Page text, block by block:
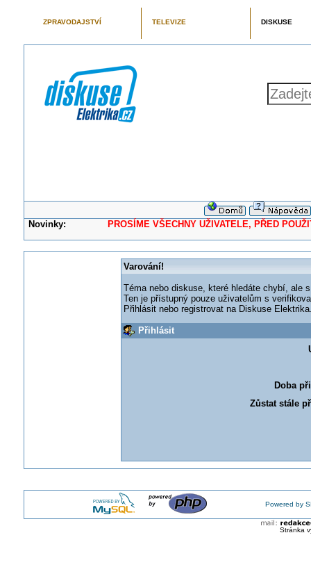
ZPRAVODAJSTVÍ TELEVIZE DISKUSE
Novinky: PROSÍME VŠECHNY UŽIVATELE, PŘED
Varování!
Téma nebo diskuse, které hledáte chybí, ale
Ten je přístupný pouze uživatelům s
Přihlásit nebo registrovat na Diskuse
Přihlásit
Doba
Zůstat stále
Powered by
Stránka